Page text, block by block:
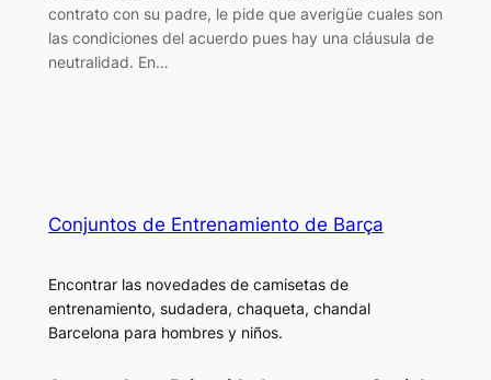
contrato con su padre, le pide que averigüe cuales son
las condiciones del acuerdo pues hay una cláusula de
neutralidad. En…
Conjuntos de Entrenamiento de Barça
Encontrar las novedades de camisetas de
entrenamiento, sudadera, chaqueta, chandal
Barcelona para hombres y niños.